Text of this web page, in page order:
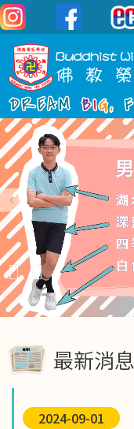
移至主內容
Main
navigation
最新消息
2024-09-01